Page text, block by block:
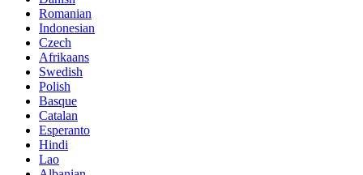
Romanian
Indonesian
Czech
Afrikaans
Swedish
Polish
Basque
Catalan
Esperanto
Hindi
Lao